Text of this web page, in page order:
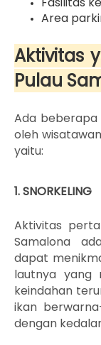
Area
Aktivitas
Pulau
Ada
oleh
yaitu:
1. SNORKELING
Aktivitas
Samalona
dapat
lautnya yang
keindahan
ikan
dengan